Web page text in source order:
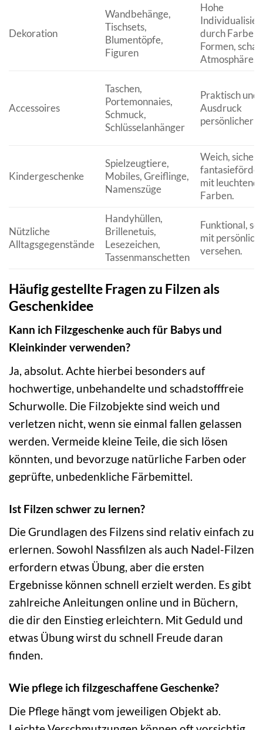
Dekoration
Wandbehänge,
Tischsets,
Blumentöpfe,
Figuren
Hohe
durch Farben
Formen,
Atmosphäre.
Accessoires
Taschen,
Portemonnaies,
Schmuck,
Schlüsselanhänger
Praktisch und
Ausdruck
persönlicher
Kindergeschenke
Spielzeugtiere,
Mobiles, Greiflinge,
Namenszüge
Weich, sicher,
mit
Farben.
Nützliche
Alltagsgegenstände
Handyhüllen,
Brillenetuis,
Lesezeichen,
Tassenmanschetten
Funktional,
mit
versehen.
Häufig gestellte Fragen zu Filzen als
Geschenkidee
Kann ich Filzgeschenke auch für Babys und
Kleinkinder verwenden?
Ja, absolut. Achte hierbei besonders auf
hochwertige, unbehandelte und schadstofffreie
Schurwolle. Die Filzobjekte sind weich und
verletzen nicht, wenn sie einmal fallen gelassen
werden. Vermeide kleine Teile, die sich lösen
könnten, und bevorzuge natürliche Farben oder
geprüfte, unbedenkliche Färbemittel.
Ist Filzen schwer zu lernen?
Die Grundlagen des Filzens sind relativ einfach zu
erlernen. Sowohl Nassfilzen als auch Nadel-Filzen
erfordern etwas Übung, aber die ersten
Ergebnisse können schnell erzielt werden. Es gibt
zahlreiche Anleitungen online und in Büchern,
die dir den Einstieg erleichtern. Mit Geduld und
etwas Übung wirst du schnell Freude daran
finden.
Wie pflege ich filzgeschaffene Geschenke?
Die Pflege hängt vom jeweiligen Objekt ab.